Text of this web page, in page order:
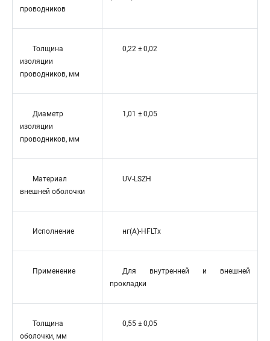
проводников
Толщина
изоляции
проводников, мм
0,22 ± 0,02
Диаметр
изоляции
проводников, мм
1,01 ± 0,05
Материал
внешней оболочки
UV-LSZH
Исполнение нг(A)-HFLTx
Применение
Для внутренней и внешней
прокладки
Толщина
оболочки, мм
0,55 ± 0,05